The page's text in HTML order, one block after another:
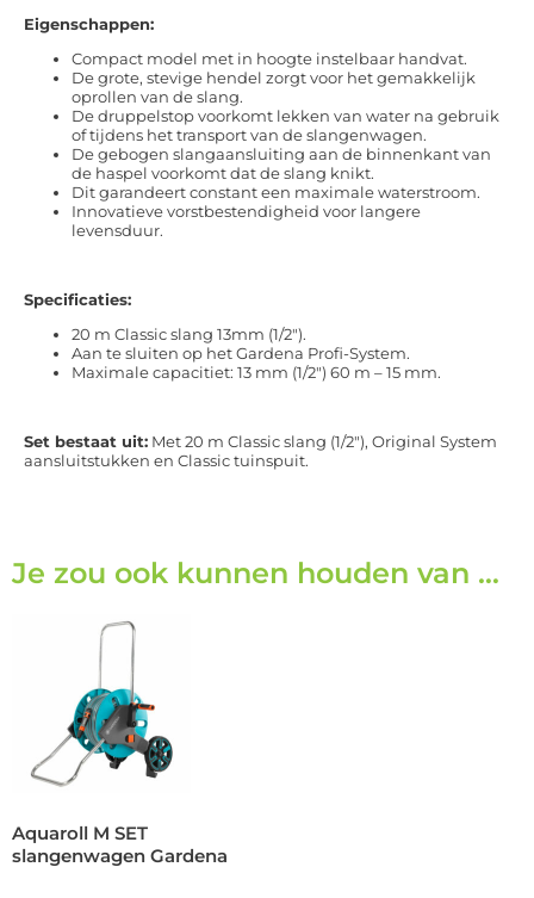
Eigenschappen:
Compact model met in hoogte instelbaar handvat.
De grote, stevige hendel zorgt voor het gemakkelijk
oprollen van de slang.
De druppelstop voorkomt lekken van water na gebruik
of tijdens het transport van de slangenwagen.
De gebogen slangaansluiting aan de binnenkant van
de haspel voorkomt dat de slang knikt.
Dit garandeert constant een maximale waterstroom.
Innovatieve vorstbestendigheid voor langere
levensduur.
Specificaties:
20 m Classic slang 13mm (1/2″).
Aan te sluiten op het Gardena Profi-System.
Maximale capacitiet: 13 mm (1/2″) 60 m – 15 mm.
Set bestaat uit: Met 20 m Classic slang (1/2″), Original System
aansluitstukken en Classic tuinspuit.
Je zou ook kunnen houden van …
Aquaroll M SET
slangenwagen Gardena